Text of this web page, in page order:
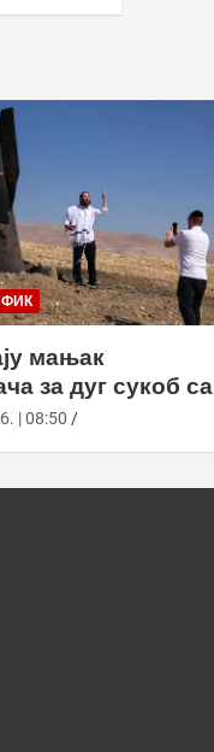
мањак
за дуг сукоб са
| 08:50